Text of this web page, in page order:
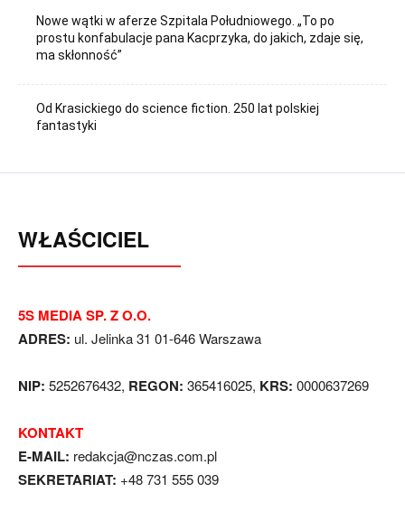
Nowe wątki w aferze Szpitala Południowego. „To po
prostu konfabulacje pana Kacprzyka, do jakich, zdaje się,
ma skłonność”
Od Krasickiego do science fiction. 250 lat polskiej
fantastyki
WŁAŚCICIEL
5S MEDIA SP. Z O.O.
ADRES: ul. Jelinka 31 01-646 Warszawa
NIP: 5252676432, REGON: 365416025, KRS: 0000637269
KONTAKT
E-MAIL: redakcja@nczas.com.pl
SEKRETARIAT: +48 731 555 039